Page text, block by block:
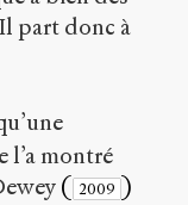
part donc à
l’a montré
( 2009 )